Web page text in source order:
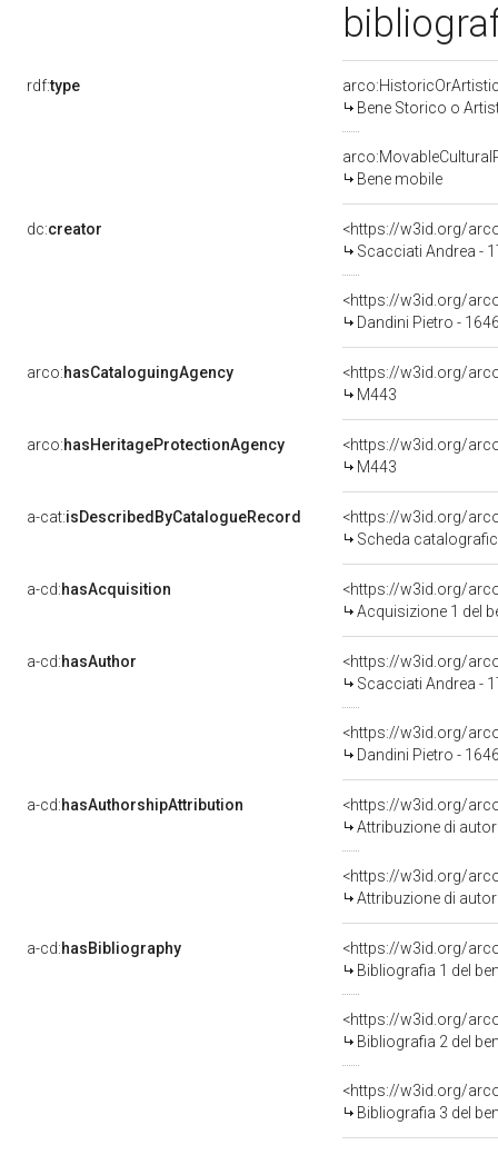
rdf:type
Bene Storico o
Bene mobile
dc:creator
<https://w3id.org/
Scacciati Andrea -
<https://w3id.org/
Dandini Pietro -
arco:hasCataloguingAgency
<https://w3id.org/
M443
arco:hasHeritageProtectionAgency
<https://w3id.org/
M443
a-cat:isDescribedByCatalogueRecord
<https://w3id.org/
Scheda
a-cd:hasAcquisition
<https://w3id.org/
Acquisizione 1 del
a-cd:hasAuthor
<https://w3id.org/
Scacciati Andrea -
<https://w3id.org/
Dandini Pietro -
a-cd:hasAuthorshipAttribution
<https://w3id.org/
Attribuzione di
<https://w3id.org/
Attribuzione di
a-cd:hasBibliography
<https://w3id.org/
Bibliografia 1 del
<https://w3id.org/
Bibliografia 2 del
<https://w3id.org/
Bibliografia 3 del